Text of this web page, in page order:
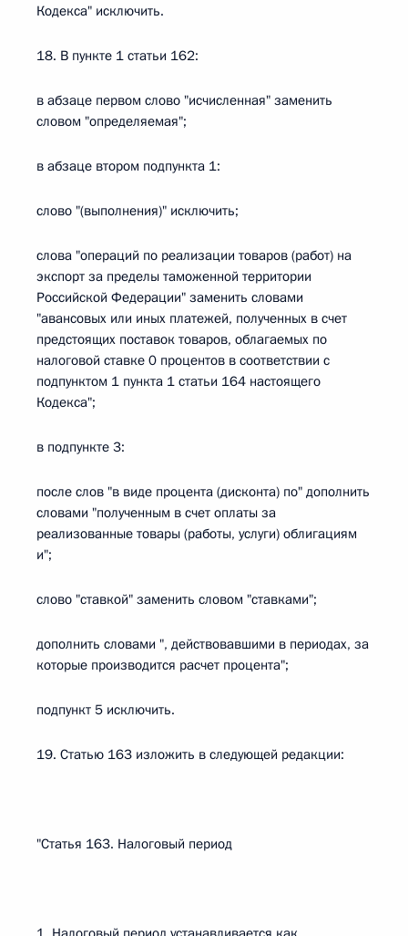
Кодекса" исключить.
18. В пункте 1 статьи 162:
в абзаце первом слово "исчисленная" заменить
словом "определяемая";
в абзаце втором подпункта 1:
слово "(выполнения)" исключить;
слова "операций по реализации товаров (работ) на
экспорт за пределы таможенной территории
Российской Федерации" заменить словами
"авансовых или иных платежей, полученных в счет
предстоящих поставок товаров, облагаемых по
налоговой ставке 0 процентов в соответствии с
подпунктом 1 пункта 1 статьи 164 настоящего
Кодекса";
в подпункте 3:
после слов "в виде процента (дисконта) по" дополнить
словами "полученным в счет оплаты за
реализованные товары (работы, услуги) облигациям
и";
слово "ставкой" заменить словом "ставками";
дополнить словами ", действовавшими в периодах, за
которые производится расчет процента";
подпункт 5 исключить.
19. Статью 163 изложить в следующей редакции:
"Статья 163. Налоговый период